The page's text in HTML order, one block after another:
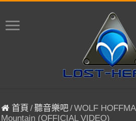
首頁 /聽音樂吧/WOLF
Mountain (OFFICIAL VIDEO)